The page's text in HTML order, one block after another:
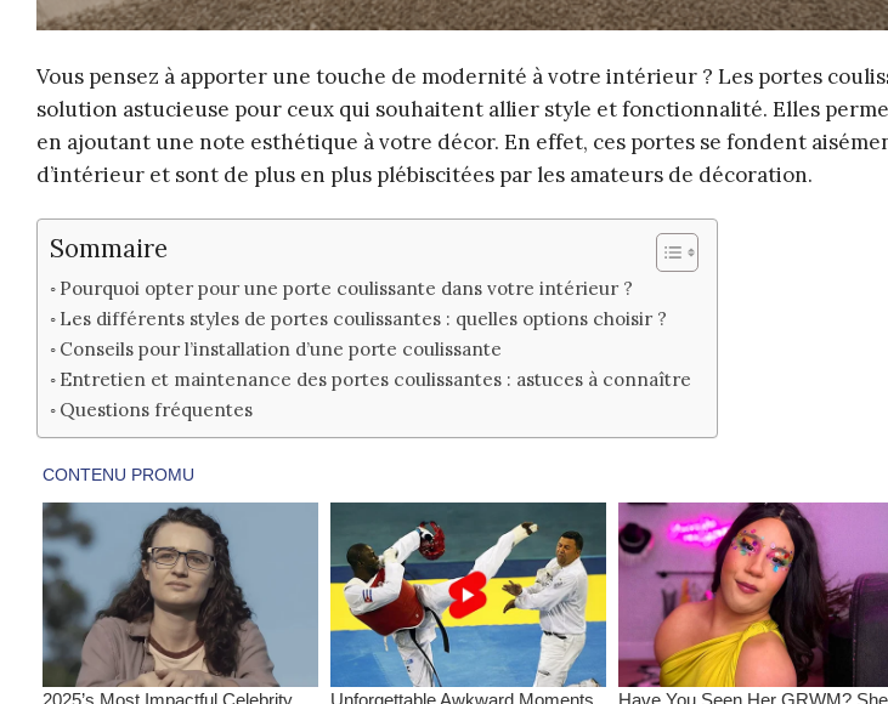
Vous pensez à apporter une touche de modernité à votre intérieur ? Les portes
solution astucieuse pour ceux qui souhaitent allier style et fonctionnalité. Elles
en ajoutant une note esthétique à votre décor. En effet, ces portes se fondent
d’intérieur et sont de plus en plus plébiscitées par les amateurs de décoration.
Sommaire
Pourquoi opter pour une porte coulissante dans votre intérieur ?
Les différents styles de portes coulissantes : quelles options choisir ?
Conseils pour l’installation d’une porte coulissante
Entretien et maintenance des portes coulissantes : astuces à connaître
Questions fréquentes